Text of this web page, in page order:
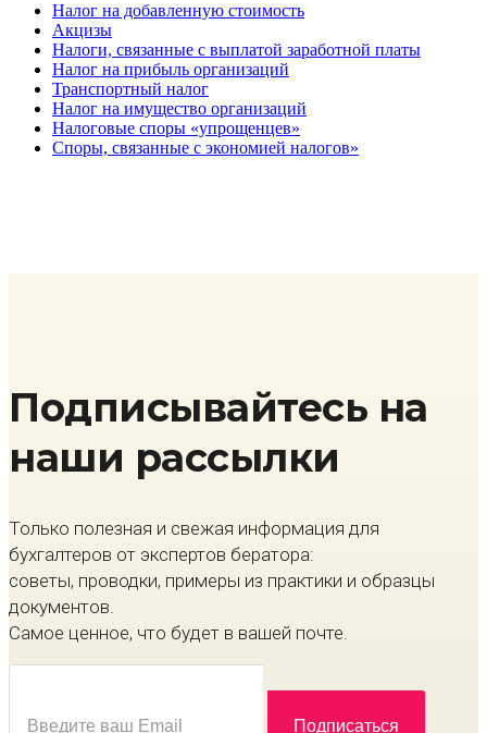
Налог на добавленную стоимость
Акцизы
Налоги, связанные с выплатой заработной платы
Налог на прибыль организаций
Транспортный налог
Налог на имущество организаций
Налоговые споры «упрощенцев»
Споры, связанные с экономией налогов»
Подписывайтесь на
наши рассылки
Только полезная и свежая информация для
бухгалтеров от экспертов бератора:
советы, проводки, примеры из практики и образцы
документов.
Самое ценное, что будет в вашей почте.